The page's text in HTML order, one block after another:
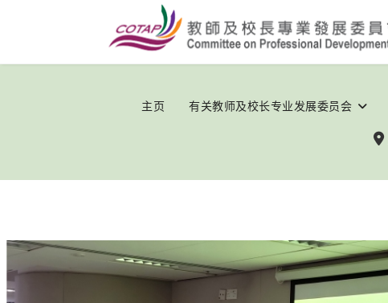
主页 有关教师及校长专业发展委员会